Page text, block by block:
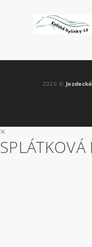
2026 ©
×
SPLÁTKOVÁ